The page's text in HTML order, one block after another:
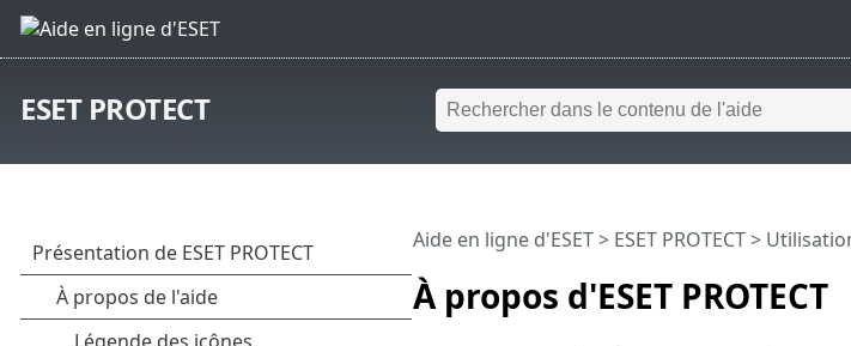
ESET PROTECT
À propos d'ESET PROTECT
Aide en ligne d'ESET> ESET PROTECT>